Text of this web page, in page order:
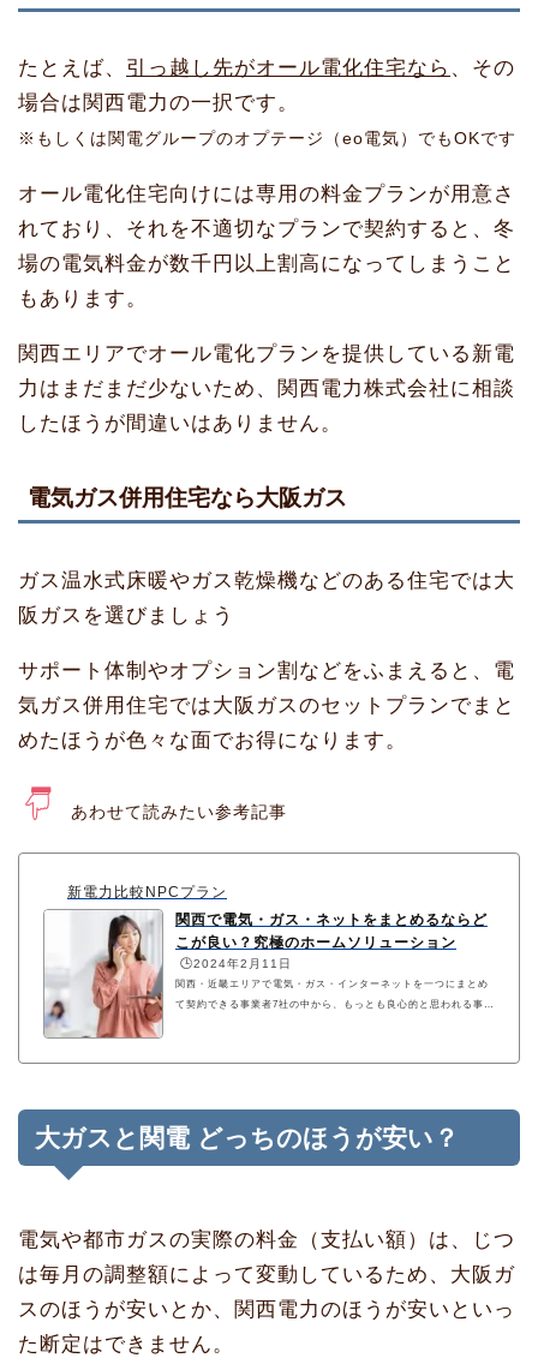
たとえば、 引っ越し先がオール電化住宅なら 、その
場合は関西電力の一択です。
※もしくは関電グループのオプテージ（eo電気）でもOKです
オール電化住宅向けには専用の料金プランが用意さ
れており、それを不適切なプランで契約すると、冬
場の電気料金が数千円以上割高になってしまうこと
もあります。
関西エリアでオール電化プランを提供している新電
力はまだまだ少ないため、関西電力株式会社に相談
したほうが間違いはありません。
電気ガス併用住宅なら大阪ガス
ガス温水式床暖やガス乾燥機などのある住宅では大
阪ガスを選びましょう
サポート体制やオプション割などをふまえると、電
気ガス併用住宅では大阪ガスのセットプランでまと
めたほうが色々な面でお得になります。
あわせて読みたい参考記事
新電力比較NPCプラン
関西で電気・ガス・ネットをまとめるならど
こが良い？究極のホームソリューション
🕒️2024年2月11日
関西・近畿エリアで電気・ガス・インターネットを一つにまとめ
て契約できる事業者7社の中から、もっとも良心的と思われる事業
大ガスと関電 どっちのほうが安い？
電気や都市ガスの実際の料金（支払い額）は、じつ
は毎月の調整額によって変動しているため、大阪ガ
スのほうが安いとか、関西電力のほうが安いといっ
た断定はできません。